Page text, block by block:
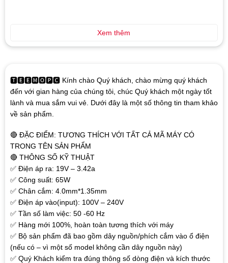
🆃🅴🅴🅼🅾🅿🅲 Kính chào Quý khách, chào mừng quý khách
đến với gian hàng của chúng tôi, chúc Quý khách một ngày tốt
lành và mua sắm vui vẻ. Dưới đây là một số thông tin tham khảo
về sản phẩm.
🔴 ĐẶC ĐIỂM: TƯƠNG THÍCH VỚI TẤT CẢ MÃ MÁY CÓ
TRONG TÊN SẢN PHẨM
🔴 THÔNG SỐ KỸ THUẬT
✅ Điện áp ra: 19V – 3.42a
✅ Công suất: 65W
✅ Chân cắm: 4.0mm*1.35mm
✅ Điện áp vào(input): 100V – 240V
✅ Tần số làm việc: 50 -60 Hz
✅ Hàng mới 100%, hoàn toàn tương thích với máy
✅ Bộ sản phẩm đã bao gồm dây nguồn/phích cắm vào ổ điện
(nếu có – vì một số model không cần dây nguồn này)
✅ Quý Khách kiểm tra đúng thông số dòng điện và kích thước
Xem thêm